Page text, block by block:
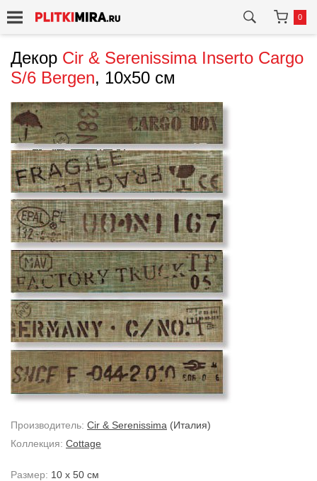
0
Декор Cir & Serenissima Inserto Cargo
S/6 Bergen, 10x50 см
Производитель: Cir & Serenissima (Италия)
Коллекция: Cottage
Размер: 10 x 50 см